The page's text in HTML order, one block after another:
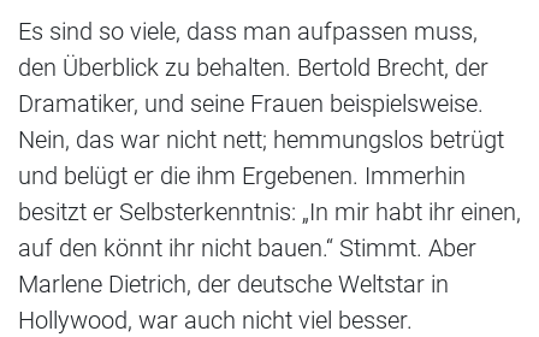
Es sind so viele, dass man aufpassen muss,
den Überblick zu behalten. Bertold Brecht, der
Dramatiker, und seine Frauen beispielsweise.
Nein, das war nicht nett; hemmungslos betrügt
und belügt er die ihm Ergebenen. Immerhin
besitzt er Selbsterkenntnis: „In mir habt ihr einen,
auf den könnt ihr nicht bauen.“ Stimmt. Aber
Marlene Dietrich, der deutsche Weltstar in
Hollywood, war auch nicht viel besser.